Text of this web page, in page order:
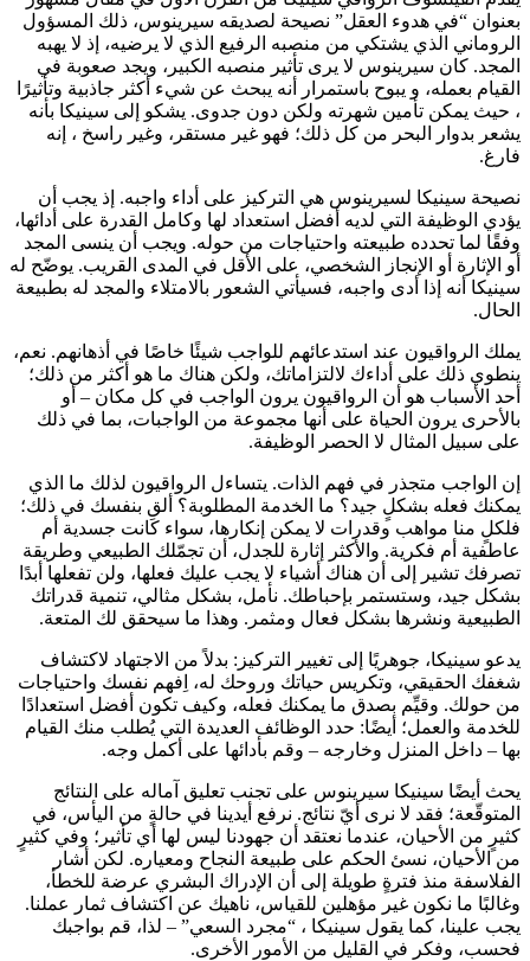
بعنوان “في هدوء العقل” نصيحة لصديقه سيرينوس، ذلك المسؤول
الروماني الذي يشتكي من منصبه الرفيع الذي لا يرضيه، إذ لا يهبه
المجد. كان سيرينوس لا يرى تأثير منصبه الكبير، ويجد صعوبة في
القيام بعمله، و يبوح باستمرار أنه يبحث عن شيء أكثر جاذبية وتأثيرًا
، حيث يمكن تأمين شهرته ولكن دون جدوى. يشكو إلى سينيكا بأنه
يشعر بدوار البحر من كل ذلك؛ فهو غير مستقر، وغير راسخ ، إنه
فارغ.
نصيحة سينيكا لسيرينوس هي التركيز على أداء واجبه. إذ يجب أن
يؤدي الوظيفة التي لديه أفضل استعداد لها وكامل القدرة على أدائها،
وفقًا لما تحدده طبيعته واحتياجات من حوله. ويجب أن ينسى المجد
أو الإثارة أو الإنجاز الشخصي، على الأقل في المدى القريب. يوضّح له
سينيكا أنه إذا أدى واجبه، فسيأتي الشعور بالامتلاء والمجد له بطبيعة
الحال.
يملك الرواقيون عند استدعائهم للواجب شيئًا خاصًا في أذهانهم. نعم،
ينطوي ذلك على أداءك لالتزاماتك، ولكن هناك ما هو أكثر من ذلك؛
أحد الأسباب هو أن الرواقيون يرون الواجب في كل مكان – أو
بالأحرى يرون الحياة على أنها مجموعة من الواجبات، بما في ذلك
على سبيل المثال لا الحصر الوظيفة.
إن الواجب متجذر في فهم الذات. يتساءل الرواقيون لذلك ما الذي
يمكنك فعله بشكلٍ جيد؟ ما الخدمة المطلوبة؟ ألقِ بنفسك في ذلك؛
فلكلٍ منا مواهب وقدرات لا يمكن إنكارها، سواء كانت جسدية أم
عاطفية أم فكرية. والأكثر إثارة للجدل، أن تجمّلك الطبيعي وطريقة
تصرفك تشير إلى أن هناك أشياء لا يجب عليك فعلها، ولن تفعلها أبدًا
بشكل جيد، وستستمر بإحباطك. نأمل، بشكل مثالي، تنمية قدراتك
الطبيعية ونشرها بشكل فعال ومثمر. وهذا ما سيحقق لك المتعة.
يدعو سينيكا، جوهريًا إلى تغيير التركيز: بدلاً من الاجتهاد لاكتشاف
شغفك الحقيقي، وتكريس حياتك وروحك له، اِفهم نفسك واحتياجات
من حولك. وقيِّم بصدق ما يمكنك فعله، وكيف تكون أفضل استعدادًا
للخدمة والعمل؛ أيضًا: حدد الوظائف العديدة التي يُطلب منك القيام
بها – داخل المنزل وخارجه – وقم بأدائها على أكمل وجه.
يحث أيضًا سينيكا سيرينوس على تجنب تعليق آماله على النتائج
المتوقّعة؛ فقد لا نرى أيّ نتائج. نرفع أيدينا في حالةٍ من اليأس، في
كثيرٍ من الأحيان، عندما نعتقد أن جهودنا ليس لها أي تأثير؛ وفي كثيرٍ
من الأحيان، نسئ الحكم على طبيعة النجاح ومعياره. لكن أشار
الفلاسفة منذ فترةٍ طويلة إلى أن الإدراك البشري عرضة للخطأ،
وغالبًا ما نكون غير مؤهلين للقياس، ناهيك عن اكتشاف ثمار عملنا.
يجب علينا، كما يقول سينيكا ، “مجرد السعي” – لذا، قم بواجبك
فحسب، وفكر في القليل من الأمور الأخرى.